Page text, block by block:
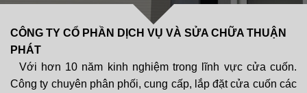
CÔNG TY CỔ PHẦN DỊCH VỤ VÀ SỬA CHỮA THUẬN
PHÁT
Với hơn 10 năm kinh nghiệm trong lĩnh vực cửa cuốn.
Công ty chuyên phân phối, cung cấp, lắp đặt cửa cuốn các